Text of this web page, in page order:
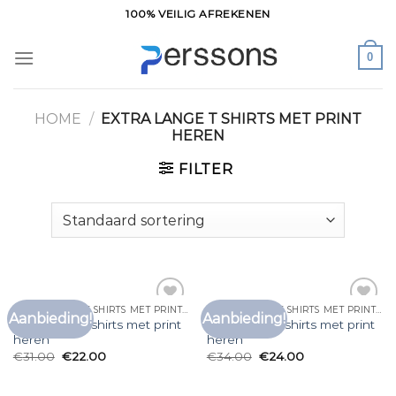
inhoud
100% VEILIG AFREKENEN
0
HOME / EXTRA LANGE T SHIRTS MET PRINT
HEREN
FILTER
Aanbieding!
Toevoegen
aan
EXTRA LANGE T SHIRTS MET PRINT HEREN
extra lange t shirts met print
heren
€31.00 €22.00
Aanbieding!
Toevoegen
aan
EXTRA LANGE T SHIRTS MET PRINT HEREN
extra lange t shirts met print
heren
€34.00 €24.00